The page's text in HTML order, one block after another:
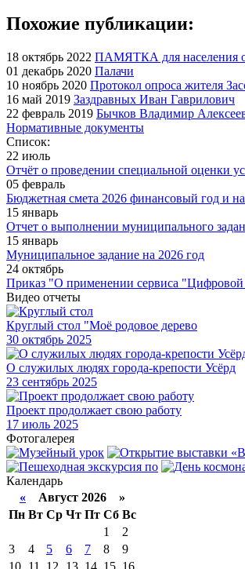
Похожие публикации:
18 октябрь 2022 ПАМЯТКА для населения о
01 декабрь 2020 Палачи
10 ноябрь 2020 Протокол опроса жителя
16 май 2019 Заздравных Иван Гаврилович
22 февраль 2019 Бычков Владимир
Нормативные документы
Список:
22 июль
Отчёт о проведении специальной оценки
05 февраль
Бюджетная смета 2026 финансовый год и
15 январь
Отчет о выполнении муниципального
15 январь
Муниципальное задание на 2026 год
24 октябрь
Приказ "О применении сервиса
Видео отчеты
Круглый стол "Моё родовое дерево
30 октябрь 2025
О служилых людях города-крепости Усёрд
23 сентябрь 2025
Проект продолжает свою работу
17 июль 2025
Фотогалерея
Календарь
« Август 2026 »
Пн Вт Ср Чт Пт Сб Вс
1
2
3
4 5 6 7 8
9
10 11 12 13 14 15 16